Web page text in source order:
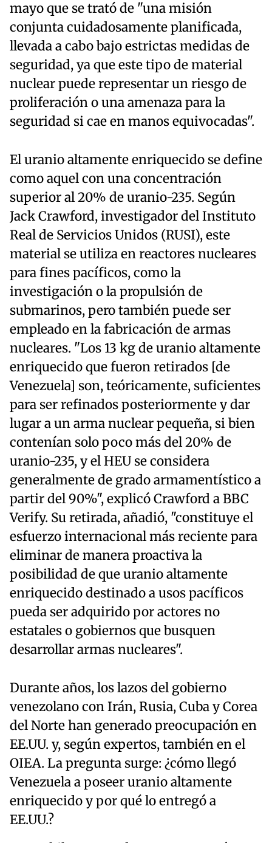
mayo que se trató de "una misión
conjunta cuidadosamente planificada,
llevada a cabo bajo estrictas medidas de
seguridad, ya que este tipo de material
nuclear puede representar un riesgo de
proliferación o una amenaza para la
seguridad si cae en manos equivocadas".
El uranio altamente enriquecido se define
como aquel con una concentración
superior al 20% de uranio-235. Según
Jack Crawford, investigador del Instituto
Real de Servicios Unidos (RUSI), este
material se utiliza en reactores nucleares
para fines pacíficos, como la
investigación o la propulsión de
submarinos, pero también puede ser
empleado en la fabricación de armas
nucleares. "Los 13 kg de uranio altamente
enriquecido que fueron retirados [de
Venezuela] son, teóricamente, suficientes
para ser refinados posteriormente y dar
lugar a un arma nuclear pequeña, si bien
contenían solo poco más del 20% de
uranio-235, y el HEU se considera
generalmente de grado armamentístico a
partir del 90%", explicó Crawford a BBC
Verify. Su retirada, añadió, "constituye el
esfuerzo internacional más reciente para
eliminar de manera proactiva la
posibilidad de que uranio altamente
enriquecido destinado a usos pacíficos
pueda ser adquirido por actores no
estatales o gobiernos que busquen
desarrollar armas nucleares".
Durante años, los lazos del gobierno
venezolano con Irán, Rusia, Cuba y Corea
del Norte han generado preocupación en
EE.UU. y, según expertos, también en el
OIEA. La pregunta surge: ¿cómo llegó
Venezuela a poseer uranio altamente
enriquecido y por qué lo entregó a
EE.UU.?